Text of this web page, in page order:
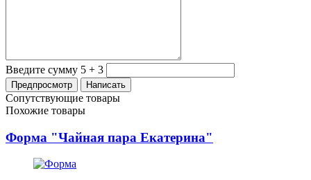
Введите сумму 5 + 3
Сопутствующие товары
Похожие товары
Форма "Чайная пара Екатерина"